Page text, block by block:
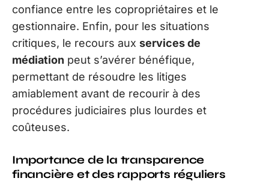
confiance entre les copropriétaires et le
gestionnaire. Enfin, pour les situations
critiques, le recours aux services de
médiation peut s’avérer bénéfique,
permettant de résoudre les litiges
amiablement avant de recourir à des
procédures judiciaires plus lourdes et
coûteuses.
Importance de la transparence
financière et des rapports réguliers